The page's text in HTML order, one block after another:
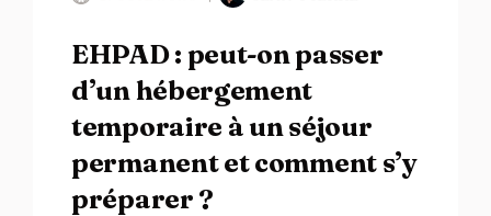
EHPAD : peut-on passer
d’un hébergement
temporaire à un séjour
permanent et comment s’y
préparer ?